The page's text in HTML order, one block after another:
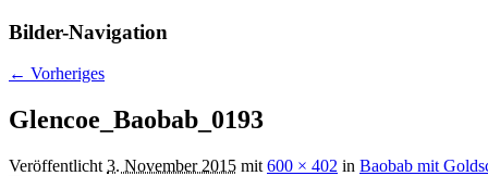
Bilder-Navigation
← Vorheriges
Glencoe_Baobab_0193
Veröffentlicht 3. November 2015 mit 600 × 402 in Baobab mit